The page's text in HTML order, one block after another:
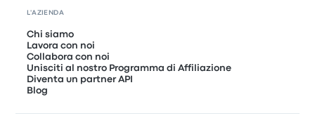
L'AZIENDA
Chi siamo
Lavora con noi
Collabora con noi
Unisciti al nostro Programma di Affiliazione
Diventa un partner API
Blog